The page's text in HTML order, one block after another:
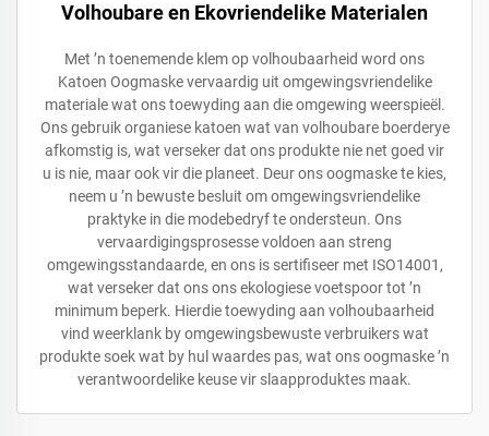
Volhoubare en Ekovriendelike Materialen
Met ’n toenemende klem op volhoubaarheid word ons
Katoen Oogmaske vervaardig uit omgewingsvriendelike
materiale wat ons toewyding aan die omgewing weerspieël.
Ons gebruik organiese katoen wat van volhoubare boerderye
afkomstig is, wat verseker dat ons produkte nie net goed vir
u is nie, maar ook vir die planeet. Deur ons oogmaske te kies,
neem u ’n bewuste besluit om omgewingsvriendelike
praktyke in die modebedryf te ondersteun. Ons
vervaardigingsprosesse voldoen aan streng
omgewingsstandaarde, en ons is sertifiseer met ISO14001,
wat verseker dat ons ons ekologiese voetspoor tot ’n
minimum beperk. Hierdie toewyding aan volhoubaarheid
vind weerklank by omgewingsbewuste verbruikers wat
produkte soek wat by hul waardes pas, wat ons oogmaske ’n
verantwoordelike keuse vir slaapproduktes maak.